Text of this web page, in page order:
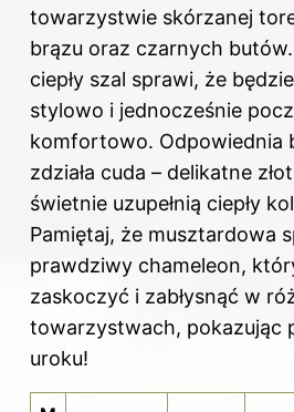
towarzystwie skórzanej
brązu oraz czarnych
ciepły szal sprawi, że
stylowo i jednocześnie
komfortowo. Odpowiednia
zdziała cuda – delikatne
świetnie uzupełnią ciepły
Pamiętaj, że musztardowa
prawdziwy chameleon,
zaskoczyć i zabłysnąć w
towarzystwach, pokazując
uroku!